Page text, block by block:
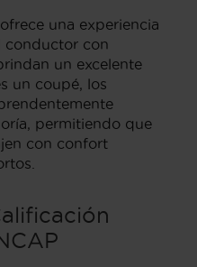
una experiencia
conductor con
un excelente
un coupé, los
permitiendo que
con confort